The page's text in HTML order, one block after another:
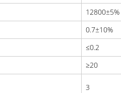
12800±5%
0.7±10%
≤0.2
≥20
3